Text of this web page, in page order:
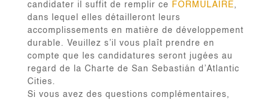
candidater il suffit de remplir ce
FORMULAIRE,
dans lequel elles détailleront leurs
accomplissements en matière de développement
durable. Veuillez s’il vous plaît prendre en
compte que les candidatures seront jugées au
regard de la Charte de San Sebastián d’Atlantic
Cities.
Si vous avez des questions complémentaires,